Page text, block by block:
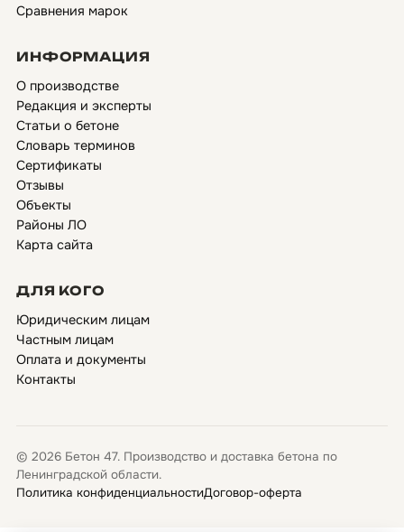
Сравнения марок
ИНФОРМАЦИЯ
О производстве
Редакция и эксперты
Статьи о бетоне
Словарь терминов
Сертификаты
Отзывы
Объекты
Районы ЛО
Карта сайта
ДЛЯ КОГО
Юридическим лицам
Частным лицам
Оплата и документы
Контакты
© 2026 Бетон 47. Производство и доставка бетона по
Ленинградской области.
Политика конфиденциальностиДоговор-оферта